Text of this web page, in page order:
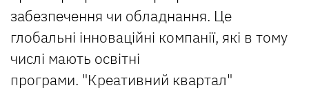
забезпечення чи обладнання. Це
глобальні інноваційні компанії, які в тому
числі мають освітні
програми. "Креативний квартал"